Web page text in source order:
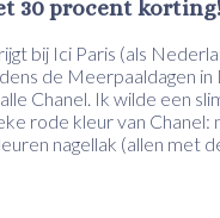
30 procent
bij Ici Paris (als
de Meerpaaldagen
Chanel. Ik wilde een
rode kleur van
nagellak (allen met